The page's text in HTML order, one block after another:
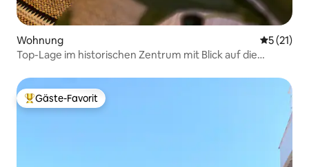
Wohnung
5 (21)
Top-Lage im historischen Zentrum mit Blick auf die
Beliebter Gäste-Favorit.
Gäste-Favorit